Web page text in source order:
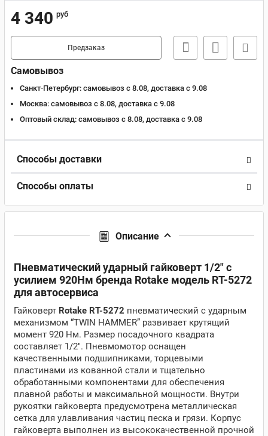
4 340 руб
Предзаказ
Самовывоз
Санкт-Петербург: самовывоз с 8.08, доставка c 9.08
Москва: самовывоз с 8.08, доставка c 9.08
Оптовый склад: самовывоз с 8.08, доставка c 9.08
Способы доставки
Способы оплаты
Описание
Пневматический ударный гайковерт 1/2" с
усилием 920Нм бренда Rotake модель RT-5272
для автосервиса
Гайковерт Rotake RT-5272 пневматический с ударным
механизмом “TWIN HAMMER” развивает крутящий
момент 920 Нм. Размер посадочного квадрата
составляет 1/2". Пневмомотор оснащен
качественными подшипниками, торцевыми
пластинами из кованной стали и тщательно
обработанными компонентами для обеспечения
плавной работы и максимальной мощности. Внутри
рукоятки гайковерта предусмотрена металлическая
сетка для улавливания частиц песка и грязи. Корпус
гайковерта выполнен из высококачественной прочной